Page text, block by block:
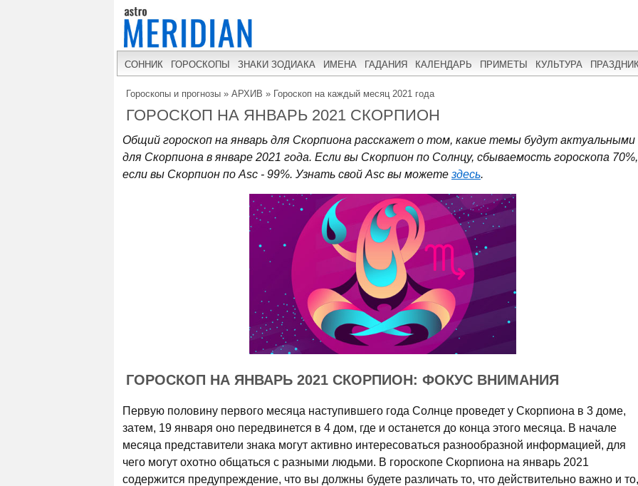
СОННИК ГОРОСКОПЫ ЗНАКИ ЗОДИАКА ИМЕНА ГАДАНИЯ КАЛЕНДАРЬ ПРИМЕТЫ КУЛЬТУРА
Гороскопы и прогнозы » АРХИВ » Гороскоп на каждый месяц 2021 года
ГОРОСКОП НА ЯНВАРЬ 2021 СКОРПИОН
Общий гороскоп на январь для Скорпиона расскажет о том, какие темы будут актуальными
для Скорпиона в январе 2021 года. Если вы Скорпион по Солнцу, сбываемость гороскопа 70%,
если вы Скорпион по Asc - 99%. Узнать свой Asc вы можете здесь.
ГОРОСКОП НА ЯНВАРЬ 2021 СКОРПИОН: ФОКУС ВНИМАНИЯ
Первую половину первого месяца наступившего года Солнце проведет у Скорпиона в 3 доме,
затем, 19 января оно передвинется в 4 дом, где и останется до конца этого месяца. В начале
месяца представители знака могут активно интересоваться разнообразной информацией, для
чего могут охотно общаться с разными людьми. В гороскопе Скорпиона на январь 2021
содержится предупреждение, что вы должны будете различать то, что действительно важно и то,